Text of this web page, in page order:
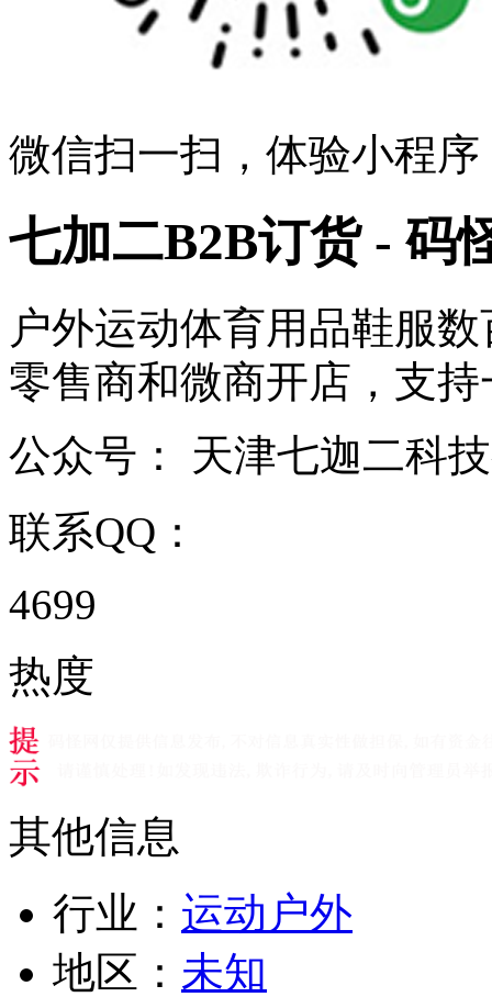
微信扫一扫，体验小程序
七加二B2B订货 - 码
户外运动体育用品鞋服
零售商和微商开店，支持
公众号： 天津七迦二科
联系QQ：
4699
热度
其他信息
行业： 运动户外
地区： 未知